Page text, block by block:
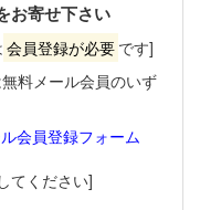
お寄せ下さい
会員登録が必要 です]
料メール会員のいず
会員登録フォーム
してください]